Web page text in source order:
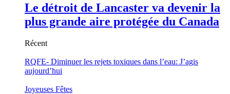
Le détroit de Lancaster va devenir la
plus grande aire protégée du Canada
Récent
RQFE- Diminuer les rejets toxiques dans l’eau: J’agis
aujourd’hui
Joyeuses Fêtes